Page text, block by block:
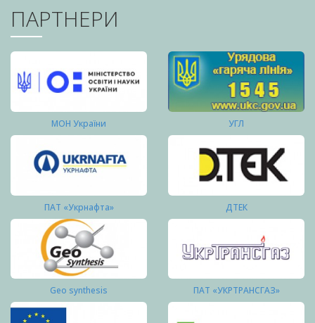
ПАРТНЕРИ
МОН України УГЛ
ПАТ «Укрнафта» ДТЕК
Geo synthesis ПАТ «УКРТРАНСГАЗ»